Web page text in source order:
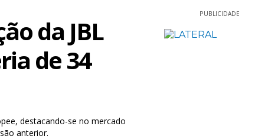
da JBL
de 34
destacando-se no mercado
anterior.
PUBLICIDADE